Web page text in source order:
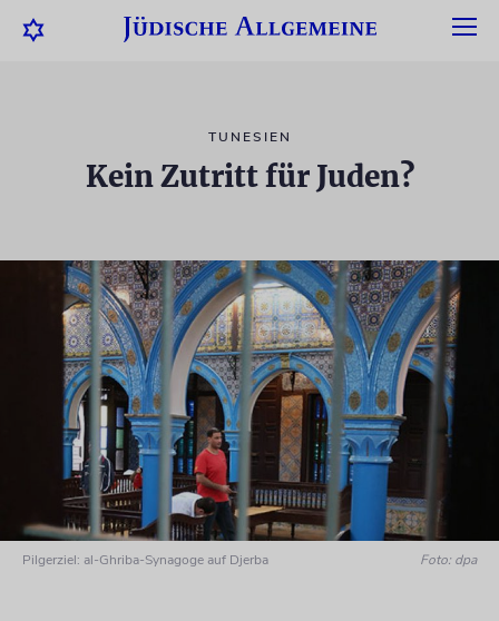
TUNESIEN
Kein Zutritt für Juden?
Pilgerziel: al-Ghriba-Synagoge auf Djerba Foto: dpa